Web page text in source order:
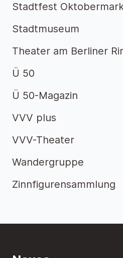
Stadtfest
Stadtmuseum
Theater am Berliner
Ü 50
Ü 50-Magazin
VVV plus
VVV-Theater
Wandergruppe
Zinnfigurensammlung